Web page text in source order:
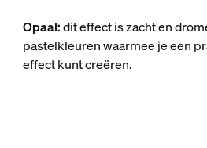
Opaal:dit effect is zacht en
pastelkleuren waarmee je een
effect kunt creëren.